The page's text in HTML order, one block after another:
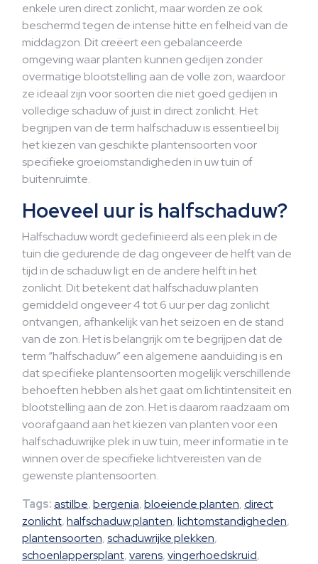
enkele uren direct zonlicht, maar worden ze ook
beschermd tegen de intense hitte en felheid van de
middagzon. Dit creëert een gebalanceerde
omgeving waar planten kunnen gedijen zonder
overmatige blootstelling aan de volle zon, waardoor
ze ideaal zijn voor soorten die niet goed gedijen in
volledige schaduw of juist in direct zonlicht. Het
begrijpen van de term halfschaduw is essentieel bij
het kiezen van geschikte plantensoorten voor
specifieke groeiomstandigheden in uw tuin of
buitenruimte.
Hoeveel uur is halfschaduw?
Halfschaduw wordt gedefinieerd als een plek in de
tuin die gedurende de dag ongeveer de helft van de
tijd in de schaduw ligt en de andere helft in het
zonlicht. Dit betekent dat halfschaduw planten
gemiddeld ongeveer 4 tot 6 uur per dag zonlicht
ontvangen, afhankelijk van het seizoen en de stand
van de zon. Het is belangrijk om te begrijpen dat de
term “halfschaduw” een algemene aanduiding is en
dat specifieke plantensoorten mogelijk verschillende
behoeften hebben als het gaat om lichtintensiteit en
blootstelling aan de zon. Het is daarom raadzaam om
voorafgaand aan het kiezen van planten voor een
halfschaduwrijke plek in uw tuin, meer informatie in te
winnen over de specifieke lichtvereisten van de
gewenste plantensoorten.
Tags:astilbe,bergenia,bloeiende planten,direct
zonlicht,halfschaduw planten,lichtomstandigheden,
plantensoorten,schaduwrijke plekken,
schoenlappersplant,varens,vingerhoedskruid,